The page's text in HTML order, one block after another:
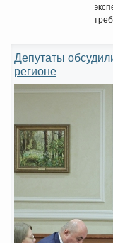
Депутаты
регионе